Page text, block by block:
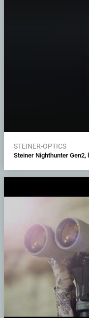
STEINER-OPTICS
Steiner Nighthunter